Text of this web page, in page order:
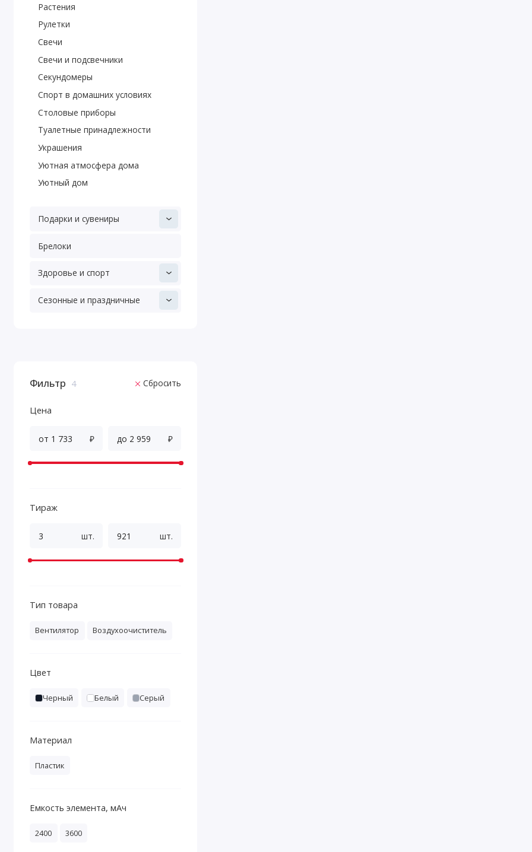
Растения
Рулетки
Свечи
Свечи и подсвечники
Секундомеры
Спорт в домашних условиях
Столовые приборы
Туалетные принадлежности
Украшения
Уютная атмосфера дома
Уютный дом
Подарки и сувениры
Брелоки
Здоровье и спорт
Сезонные и праздничные
Фильтр 4 Сбросить
Цена
₽ ₽
Тираж
шт. шт.
Тип товара
Вентилятор Воздухоочиститель
Цвет
Черный Белый Серый
Материал
Пластик
Емкость элемента, мАч
2400 3600